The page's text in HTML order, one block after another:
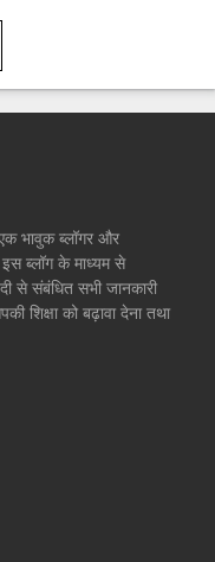
भावुक ब्लॉगर और
ब्लॉग के माध्यम से
संबंधित सभी जानकारी
शिक्षा को बढ़ावा देना तथा